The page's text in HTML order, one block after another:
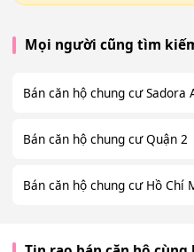
Mọi người cũng tìm
Bán căn hộ chung cư Sadora
Bán căn hộ chung cư Quận 2
Bán căn hộ chung cư Hồ Chí